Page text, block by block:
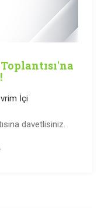
İçi
davetlisiniz.